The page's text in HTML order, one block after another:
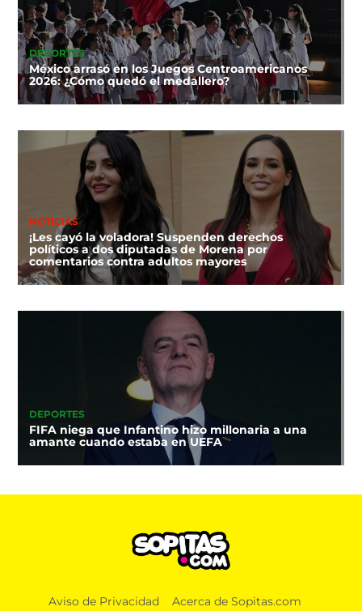
DEPORTES
México arrasó en los Juegos Centroamericanos
2026: ¿Cómo quedó el medallero?
NOTICIAS
¡Les cayó la voladora! Suspenden derechos
políticos a dos diputadas de Morena por
comentarios contra adultos mayores
DEPORTES
FIFA niega que Infantino hizo millonaria a una
amante cuando estaba en UEFA
Aviso de Privacidad Acerca de Sopitas.com